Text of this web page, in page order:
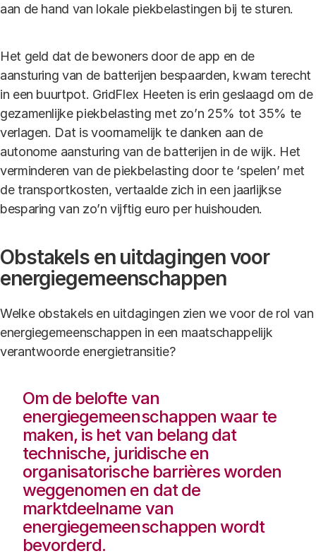
aan de hand van lokale piekbelastingen bij te sturen.
Het geld dat de bewoners door de app en de
aansturing van de batterijen bespaarden, kwam terecht
in een buurtpot. GridFlex Heeten is erin geslaagd om de
gezamenlijke piekbelasting met zo’n 25% tot 35% te
verlagen. Dat is voornamelijk te danken aan de
autonome aansturing van de batterijen in de wijk. Het
verminderen van de piekbelasting door te ‘spelen’ met
de transportkosten, vertaalde zich in een jaarlijkse
besparing van zo’n vijftig euro per huishouden.
Obstakels en uitdagingen voor
energiegemeenschappen
Welke obstakels en uitdagingen zien we voor de rol van
energiegemeenschappen in een maatschappelijk
verantwoorde energietransitie?
Om de belofte van
energiegemeenschappen waar te
maken, is het van belang dat
technische, juridische en
organisatorische barrières worden
weggenomen en dat de
marktdeelname van
energiegemeenschappen wordt
bevorderd.